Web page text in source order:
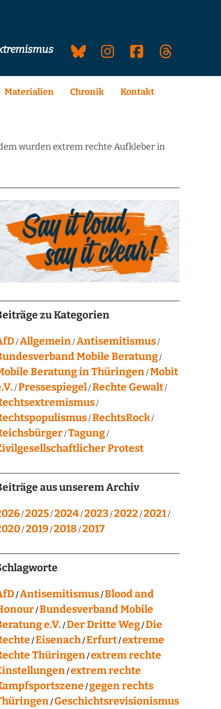
Materialien Chronik Kontakt
wurden extrem rechte Aufkleber in
zu Kategorien
Allgemein Antisemitismus
Mobile Beratung
Beratung in Thüringen Mobit
Pressespiegel Rechte Gewalt
RechtsRock
Tagung
Protest
aus unserem Archiv
2025 2024 2023 2022 2021
2019 2018 2017
Antisemitismus Blood and
Bundesverband Mobile
e.V. Der Dritte Weg Die
Eisenach Erfurt extreme
Thüringen extrem rechte
extrem rechte
gegen rechts
Geschichtsrevisionismus